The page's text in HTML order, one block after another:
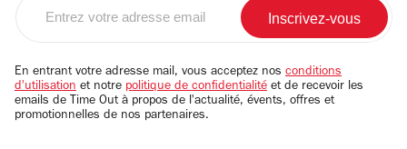
email
En entrant votre adresse mail, vous acceptez nos conditions
d'utilisation et notre politique de confidentialité et de recevoir les
emails de Time Out à propos de l'actualité, évents, offres et
promotionnelles de nos partenaires.